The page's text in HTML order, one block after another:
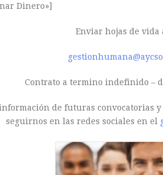
Dinero»]
Enviar hojas de vida
Contrato a termino indefinido –
de futuras convocatorias
seguirnos en las redes sociales en el